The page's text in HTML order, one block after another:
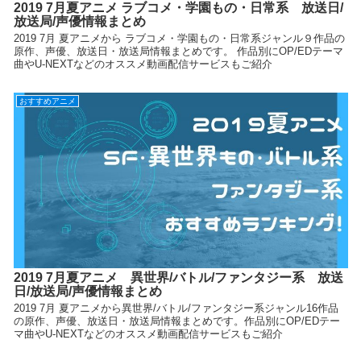
2019 7月夏アニメ ラブコメ・学園もの・日常系 放送日/
放送局/声優情報まとめ
2019 7月 夏アニメから ラブコメ・学園もの・日常系ジャンル９作品の
原作、声優、放送日・放送局情報まとめです。 作品別にOP/EDテーマ
曲やU-NEXTなどのオススメ動画配信サービスもご紹介
おすすめアニメ
2019 7月夏アニメ 異世界/バトル/ファンタジー系 放送
日/放送局/声優情報まとめ
2019 7月 夏アニメから異世界/バトル/ファンタジー系ジャンル16作品
の原作、声優、放送日・放送局情報まとめです。作品別にOP/EDテー
マ曲やU-NEXTなどのオススメ動画配信サービスもご紹介